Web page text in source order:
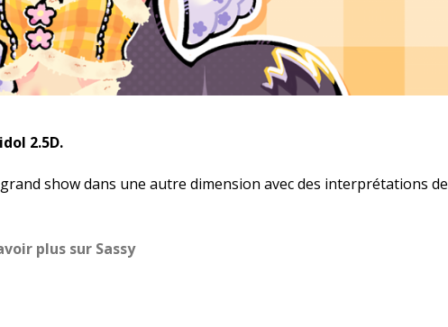
2.5D.
show dans une autre dimension avec des interprétations de
plus sur Sassy